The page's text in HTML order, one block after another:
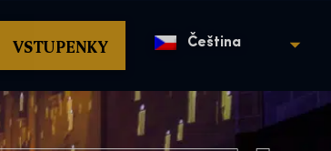
VSTUPENKY Čeština